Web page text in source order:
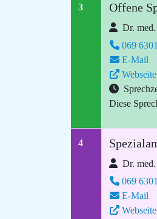
3 Offene
Dr.
069
E-Mail
Webseite
Diese
4
Dr.
069
E-Mail
Webseite